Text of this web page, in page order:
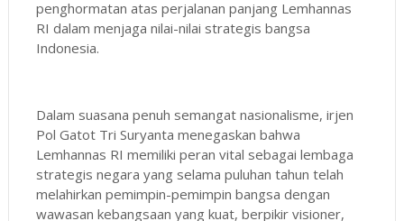
penghormatan atas perjalanan panjang Lemhannas
RI dalam menjaga nilai-nilai strategis bangsa
Indonesia.
Dalam suasana penuh semangat nasionalisme, irjen
Pol Gatot Tri Suryanta menegaskan bahwa
Lemhannas RI memiliki peran vital sebagai lembaga
strategis negara yang selama puluhan tahun telah
melahirkan pemimpin-pemimpin bangsa dengan
wawasan kebangsaan yang kuat, berpikir visioner,